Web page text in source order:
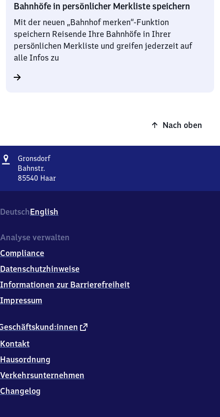
Bahnhöfe in persönlicher Merkliste speichern
Mit der neuen „Bahnhof merken“-Funktion
speichern Reisende Ihre Bahnhöfe in Ihrer
persönlichen Merkliste und greifen jederzeit auf
alle Infos zu
Nach oben
Adresse
GronsdorfGronsdorf
Bahnstr.
85540 Haar
8
5
4
Haar
DeutschEnglish
externer
Kontakt
Hausordnung
Verkehrsunternehmen
Changelog
Analyse verwalten
Compliance
Datenschutzhinweise
Informationen zur Barrierefreiheit
Impressum